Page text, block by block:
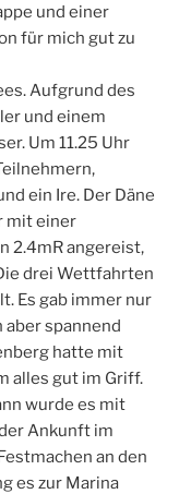
und einer
für mich gut zu
Aufgrund des
und einem
Um 11.25 Uhr
ein Ire. Der Däne
mit einer
2.4mR angereist,
drei Wettfahrten
Es gab immer nur
aber spannend
hatte mit
alles gut im Griff.
wurde es mit
Ankunft im
an den
es zur Marina